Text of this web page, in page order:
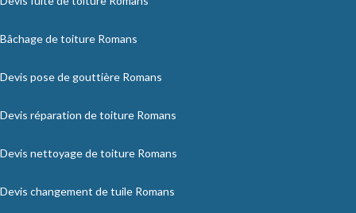
Bâchage de toiture Romans
Devis pose de gouttière Romans
Devis réparation de toiture Romans
Devis nettoyage de toiture Romans
Devis changement de tuile Romans